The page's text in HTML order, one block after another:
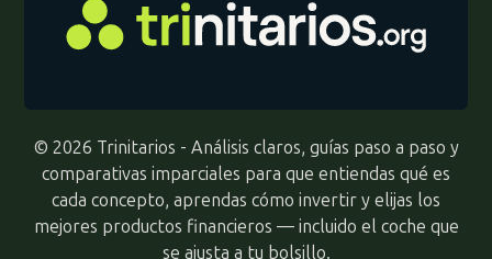
© 2026 Trinitarios - Análisis claros, guías paso a paso y
comparativas imparciales para que entiendas qué es
cada concepto, aprendas cómo invertir y elijas los
mejores productos financieros — incluido el coche que
se ajusta a tu bolsillo.